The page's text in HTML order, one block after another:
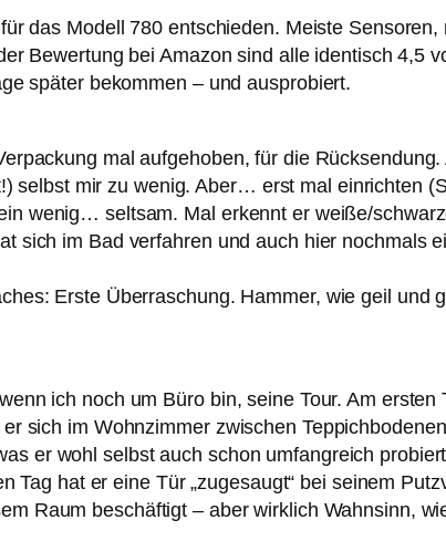
das Modell 780 entschieden. Meiste
Bewertung bei Amazon sind alle identisch 4,5
später bekommen – und ausprobiert.
mal aufgehoben, für die
selbst mir zu wenig. Aber… erst mal einrichten
wenig… seltsam. Mal erkennt er weiße/
sich im Bad verfahren und auch hier nochmals
Erste Überraschung. Hammer, wie geil und
ich noch um Büro bin, seine Tour. Am
sich im Wohnzimmer zwischen
er wohl selbst auch schon umfangreich
Tag hat er eine Tür „zugesaugt“ bei seinem
Raum beschäftigt – aber wirklich Wahnsinn,